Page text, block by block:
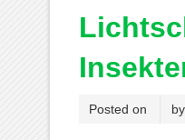
Posted on by